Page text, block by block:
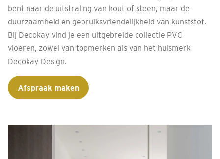
bent naar de uitstraling van hout of steen, maar de
duurzaamheid en gebruiksvriendelijkheid van kunststof.
Bij Decokay vind je een uitgebreide collectie PVC
vloeren, zowel van topmerken als van het huismerk
Decokay Design.
Afspraak maken